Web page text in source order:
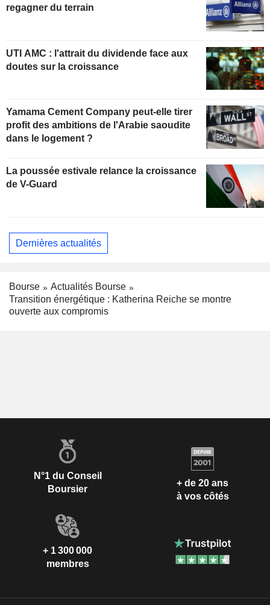
regagner du terrain
UTI AMC : l'attrait du dividende face aux
doutes sur la croissance
Yamama Cement Company peut-elle tirer
profit des ambitions de l'Arabie saoudite
dans le logement ?
La poussée estivale relance la croissance
de V-Guard
Dernières actualités
Bourse
Actualités Bourse
Transition énergétique : Katherina Reiche se montre
ouverte aux compromis
N°1 du Conseil
Boursier
+ de 20 ans
à vos côtés
+ 1 300 000
membres